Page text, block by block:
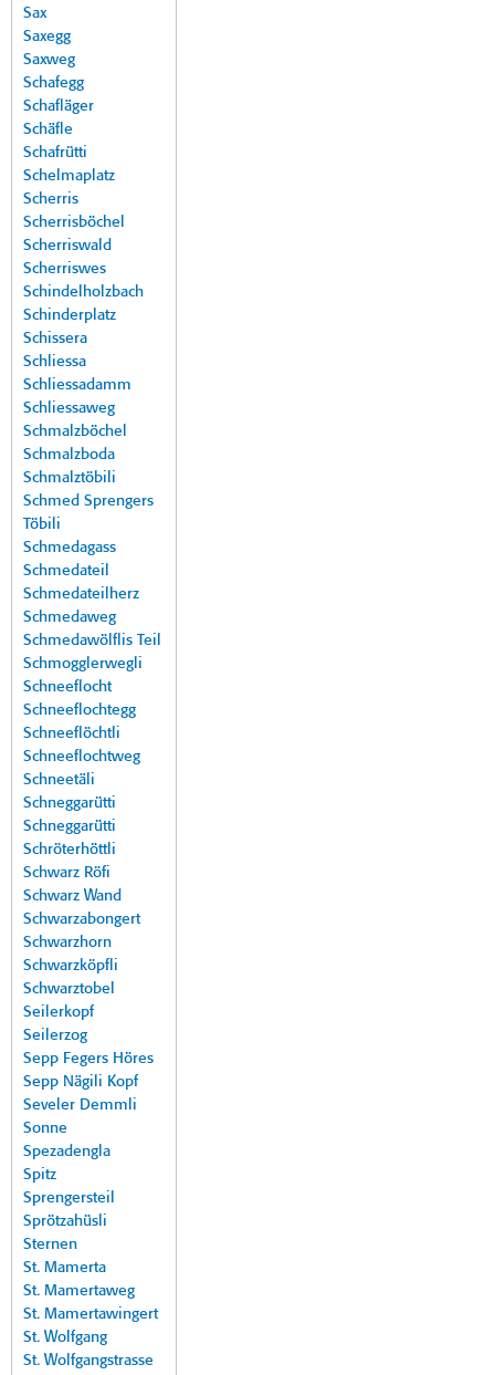
Sax
Saxegg
Saxweg
Schafegg
Schafläger
Schäfle
Schafrütti
Schelmaplatz
Scherris
Scherrisböchel
Scherriswald
Scherriswes
Schindelholzbach
Schinderplatz
Schissera
Schliessa
Schliessadamm
Schliessaweg
Schmalzböchel
Schmalzboda
Schmalztöbili
Schmed Sprengers
Töbili
Schmedagass
Schmedateil
Schmedateilherz
Schmedaweg
Schmedawölflis Teil
Schmogglerwegli
Schneeflocht
Schneeflochtegg
Schneeflöchtli
Schneeflochtweg
Schneetäli
Schneggarütti
Schneggarütti
Schröterhöttli
Schwarz Röfi
Schwarz Wand
Schwarzabongert
Schwarzhorn
Schwarzköpfli
Schwarztobel
Seilerkopf
Seilerzog
Sepp Fegers Höres
Sepp Nägili Kopf
Seveler Demmli
Sonne
Spezadengla
Spitz
Sprengersteil
Sprötzahüsli
Sternen
St. Mamerta
St. Mamertaweg
St. Mamertawingert
St. Wolfgang
St. Wolfgangstrasse